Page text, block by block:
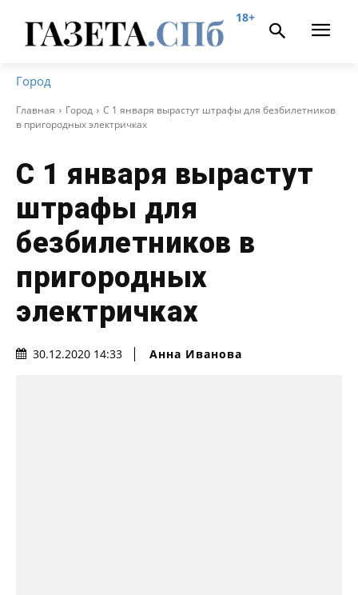
18+
Город
Главная Город
С 1 января вырастут штрафы для безбилетников
в пригородных электричках
С 1 января вырастут
штрафы для
безбилетников в
пригородных
электричках
30.12.2020 14:33 Анна Иванова